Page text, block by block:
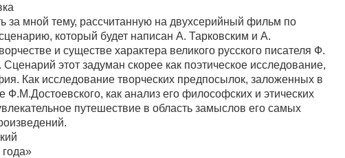
за мной тему, рассчитанную на двухсерийный фильм по
который будет написан А. Тарковским и А.
и существе характера великого русского писателя Ф.
Сценарий этот задуман скорее как поэтическое исследование,
Как исследование творческих предпосылок, заложенных в
Ф.М.Достоевского, как анализ его философских и этических
путешествие в область замыслов его самых